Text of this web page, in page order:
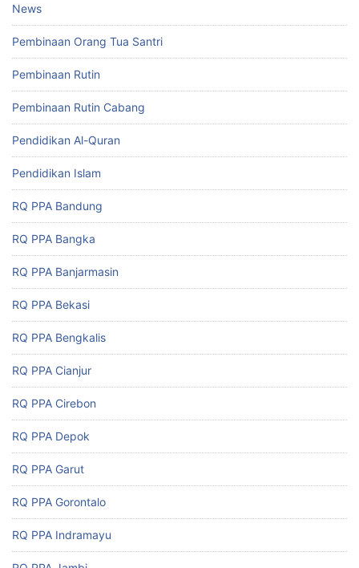
News
Pembinaan Orang Tua Santri
Pembinaan Rutin
Pembinaan Rutin Cabang
Pendidikan Al-Quran
Pendidikan Islam
RQ PPA Bandung
RQ PPA Bangka
RQ PPA Banjarmasin
RQ PPA Bekasi
RQ PPA Bengkalis
RQ PPA Cianjur
RQ PPA Cirebon
RQ PPA Depok
RQ PPA Garut
RQ PPA Gorontalo
RQ PPA Indramayu